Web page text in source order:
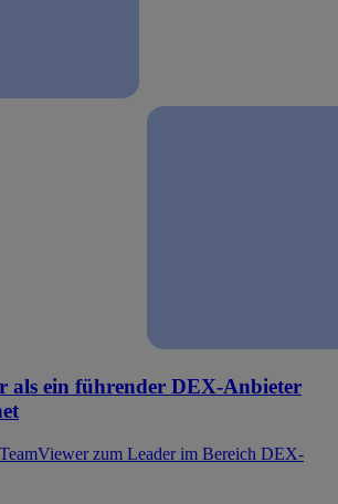
als ein führender DEX-Anbieter
zum Leader im Bereich DEX-